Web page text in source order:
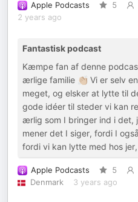
Apple Podcasts 5
2 years ago
Fantastisk podcast
Kæmpe fan af denne
ærlige familie 👏🏼 Vi er selv
meget, og elsker at lytte til
gode idéer til steder vi kan
ærlig som I bringer ind i det,
mener det I siger, fordi I
fordi vi kan lytte med hos
Apple Podcasts 5
Denmark
3 years ago